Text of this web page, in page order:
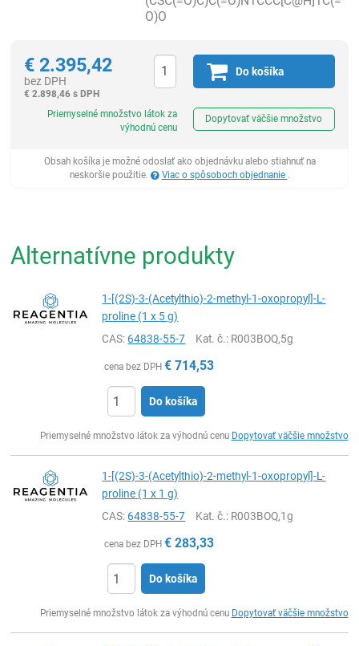
O)O
€ 2.395,42
bez DPH
€ 2.898,46 s DPH
Do košíka
Priemyselné množstvo látok za
výhodnú cenu
Dopytovať väčšie množstvo
Obsah košíka je možné odoslať ako objednávku alebo stiahnuť na
neskoršie použitie.
Viac o spôsoboch objednanie .
Alternatívne produkty
1-[(2S)-3-(Acetylthio)-2-methyl-1-oxopropyl]-L-
proline (1 x 5 g)
CAS:64838-55-7 Kat. č.: R003BOQ,5g
cena bez DPH € 714,53
Do košíka
Priemyselné množstvo látok za výhodnú cenu Dopytovať väčšie množstvo
1-[(2S)-3-(Acetylthio)-2-methyl-1-oxopropyl]-L-
proline (1 x 1 g)
CAS:64838-55-7 Kat. č.: R003BOQ,1g
cena bez DPH € 283,33
Do košíka
Priemyselné množstvo látok za výhodnú cenu Dopytovať väčšie množstvo